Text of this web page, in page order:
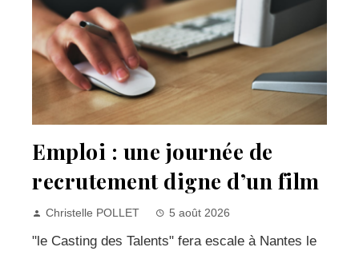
Emploi : une journée de
recrutement digne d’un film
Christelle POLLET 5 août 2026
"le Casting des Talents" fera escale à Nantes le